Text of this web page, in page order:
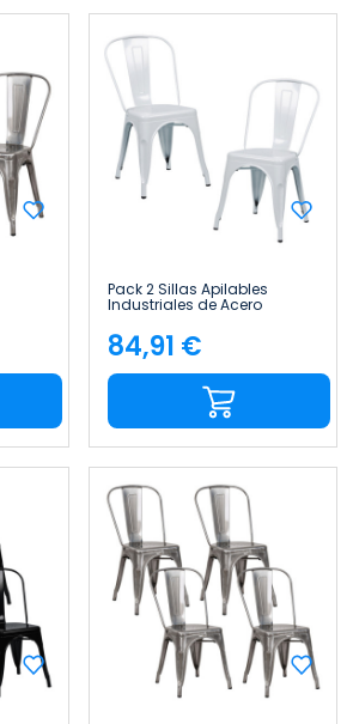
Pack 2 Sillas Apilables
Industriales de Acero
Precio
84,91 €